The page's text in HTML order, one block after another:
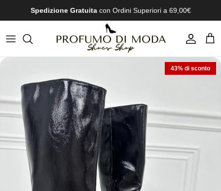
Spedizione Gratuita con Ordini Superiori a 69,00€
Account
43% di sconto